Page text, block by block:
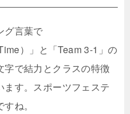
グ言葉で
）」と「Team 3-1」の
で結力とクラスの特徴
ます。スポーツフェステ
ね。